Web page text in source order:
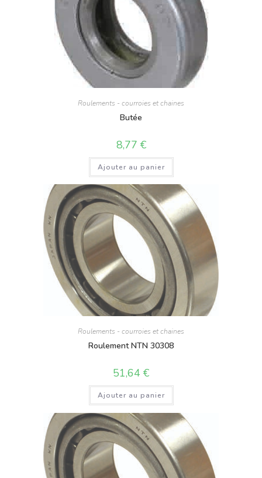
Roulements - courroies et chaines
Butée
8,77 €
Ajouter au panier
Roulements - courroies et chaines
Roulement NTN 30308
51,64 €
Ajouter au panier